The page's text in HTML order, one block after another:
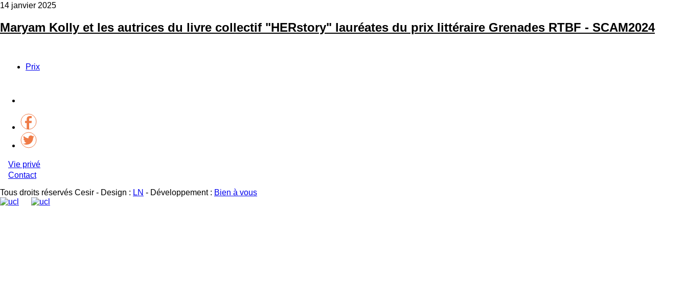
14 janvier 2025
Maryam Kolly et les autrices du livre collectif "HERstory" lauréates du prix littéraire Grenades RTBF - SCAM2024
Prix
Pied
de
page
Vie privé
Contact
Tous droits réservés Cesir - Design : LN - Développement : Bien à vous